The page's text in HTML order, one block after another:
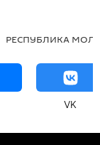
РЕСПУБЛИКА
VK